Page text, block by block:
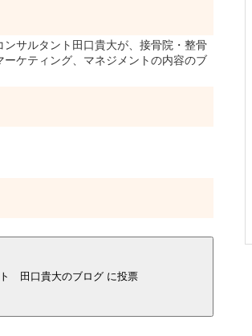
サルタント田口貴大が、接骨院・整骨
ケティング、マネジメントの内容のブ